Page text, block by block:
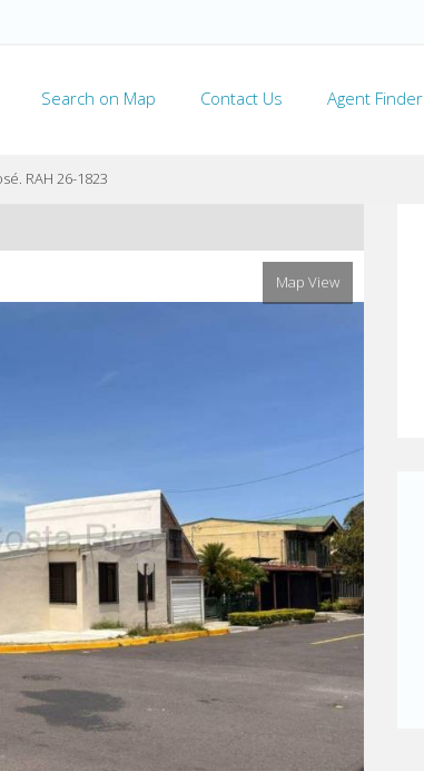
Search on Map Contact Us Agent Finder
RAH 26-1823
Map View